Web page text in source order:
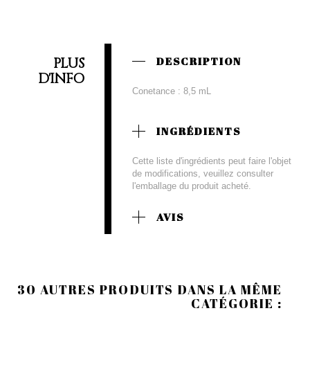
PLUS
D'INFO
DESCRIPTION
Conetance : 8,5 mL
INGRÉDIENTS
Cette liste d'ingrédients peut faire l'objet
de modifications, veuillez consulter
l'emballage du produit acheté.
AVIS
30 AUTRES PRODUITS DANS LA MÊME
CATÉGORIE :